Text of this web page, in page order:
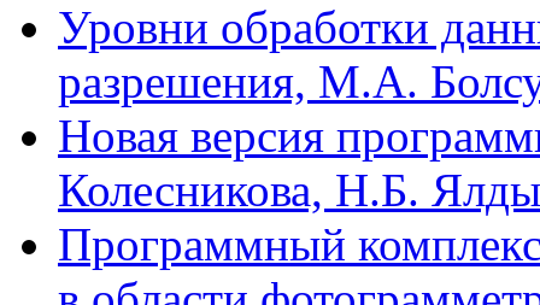
Уровни обработки
разрешения, М.А.
Новая версия
Колесникова, Н.Б.
Программный